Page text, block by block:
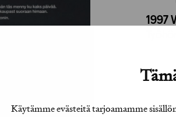
Käytämme evästeitä tarjoamamme
1997